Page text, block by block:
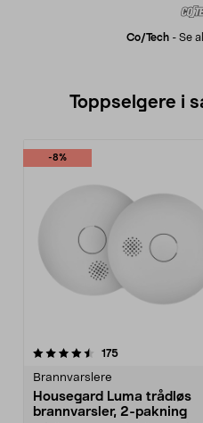
Co/tech - Se
Toppselgere i
-8%
175anmeldelser
Brannvarslere
Housegard Luma trådløs
brannvarsler, 2-pakning
4.5 av 5 stjerner